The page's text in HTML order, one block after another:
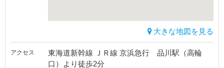
大きな地図を見る
アクセス
東海道新幹線 ＪＲ線 京浜急行 品川駅（高輪
口）より徒歩2分